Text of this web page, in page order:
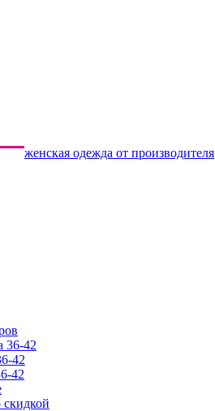
женская одежда от производителя
36-42
42
42
скидкой